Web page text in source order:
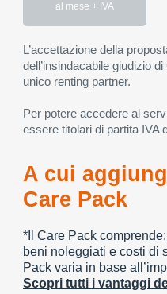
al mese + IVA
L’accettazione della
dell’insindacabile giudizio
unico renting partner.
Per potere accedere al
essere titolari di partita IVA
A cui
Care Pack
*Il Care Pack
beni noleggiati e costi di
Pack varia in base
Scopri tutti i vantaggi